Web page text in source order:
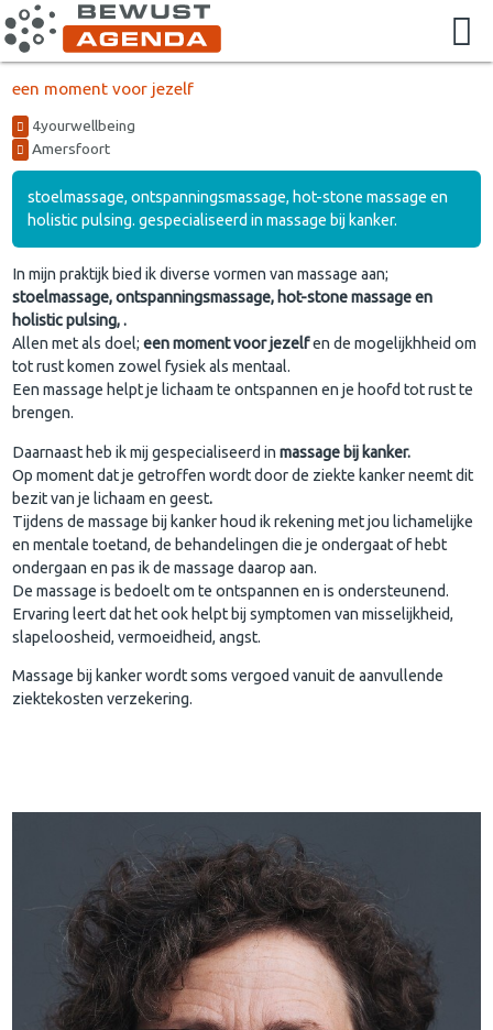
een moment voor jezelf
4yourwellbeing
Amersfoort
stoelmassage, ontspanningsmassage, hot-stone massage en
holistic pulsing. gespecialiseerd in massage bij kanker.
In mijn praktijk bied ik diverse vormen van massage aan;
stoelmassage, ontspanningsmassage, hot-stone massage en
holistic pulsing, .
Allen met als doel;een moment voor jezelfen de mogelijkhheid om
tot rust komen zowel fysiek als mentaal.
Een massage helpt je lichaam te ontspannen en je hoofd tot rust te
brengen.
Daarnaast heb ik mij gespecialiseerd inmassage bij kanker.
Op moment dat je getroffen wordt door de ziekte kankerneemt dit
bezit van je lichaam en geest.
Tijdens de massage bij kanker houd ik rekening met jou lichamelijke
en mentale toetand, de behandelingen die je ondergaat of hebt
ondergaan en pas ik de massage daarop aan.
De massage is bedoelt om te ontspannen en is ondersteunend.
Ervaring leert dat het ook helpt bij symptomen van misselijkheid,
slapeloosheid, vermoeidheid, angst.
Massage bij kanker wordt soms vergoed vanuit de aanvullende
ziektekosten verzekering.